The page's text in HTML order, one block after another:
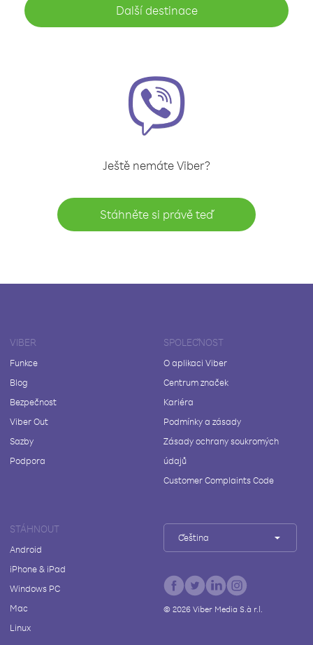
Další destinace
Ještě nemáte Viber?
Stáhněte si právě teď
VIBER
Funkce
Blog
Bezpečnost
Viber Out
Sazby
Podpora
SPOLEČNOST
O aplikaci Viber
Centrum značek
Kariéra
Podmínky a zásady
Zásady ochrany soukromých
údajů
Customer Complaints Code
STÁHNOUT
Android
iPhone & iPad
Windows PC
Mac
Linux
Čeština
© 2026Viber Media S.à r.l.